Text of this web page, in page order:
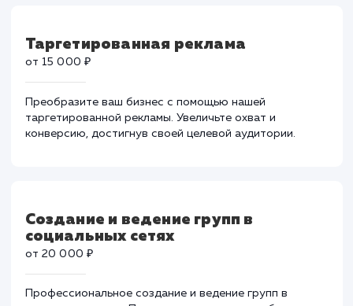
маркетинг
Таргетированная реклама
таргетированной рекламы. Увеличьте охват и
конверсию, достигнув своей целевой аудитории.